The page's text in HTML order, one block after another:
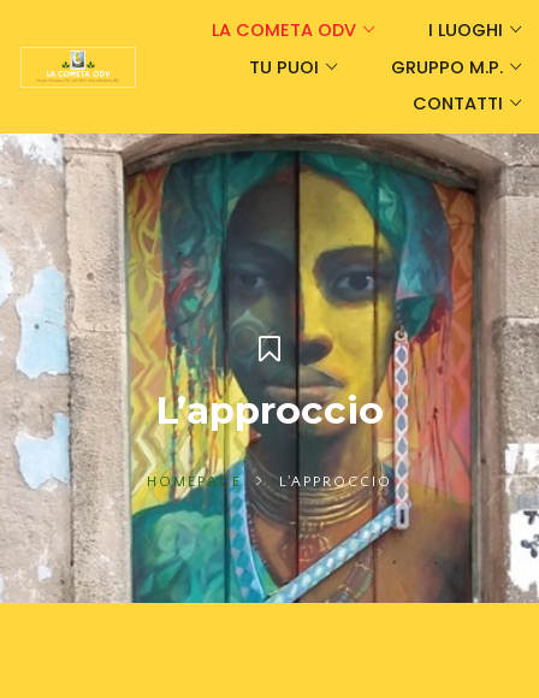
LA COMETA ODV
I LUOGHI
TU PUOI
GRUPPO M.P.
CONTATTI
L’approccio
HOMEPAGE L'APPROCCIO